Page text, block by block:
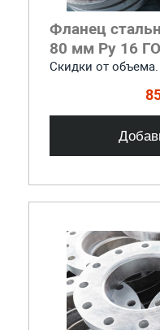
Фланец
80 мм Ру 16
Скидки от